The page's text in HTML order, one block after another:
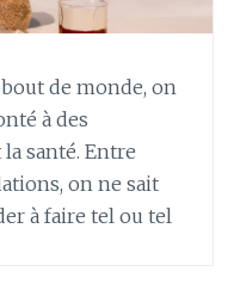
de monde, on
à des
santé. Entre
on ne sait
à faire tel ou tel